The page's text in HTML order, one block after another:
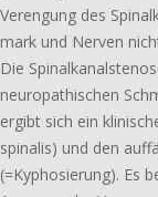
Verengung des
mark und Nerven
Die
neuro­pathischen
ergibt sich ein
spina­lis) und den
(=Kyphosierung). Es